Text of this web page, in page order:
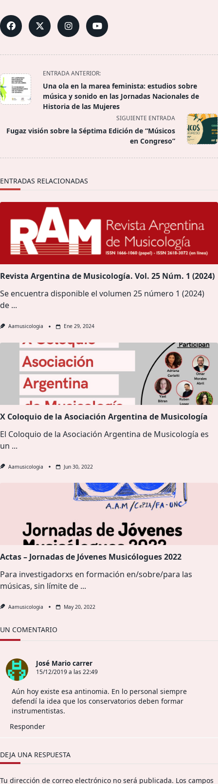
<span
class="nav-
subtitle
screen-
text">Página</span>
ENTRADA ANTERIOR:
Una ola en la marea feminista: estudios sobre
música y sonido en las Jornadas Nacionales de
Historia de las Mujeres
SIGUIENTE ENTRADA
Fugaz visión sobre la Séptima Edición de “Músicos
en Congreso”
ENTRADAS RELACIONADAS
Revista Argentina de Musicología. Vol. 25 Núm. 1 (2024)
Se encuentra disponible el volumen 25 número 1 (2024)
de ...
Aamusicologia Ene 29, 2024
X Coloquio de la Asociación Argentina de Musicología
El Coloquio de la Asociación Argentina de Musicología es
un ...
Aamusicologia Jun 30, 2022
Actas – Jornadas de Jóvenes Musicólogues 2022
Para investigadorxs en formación en/sobre/para las
músicas, sin límite de ...
Aamusicologia May 20, 2022
UN COMENTARIO
José Mario carrer
15/12/2019 a las 22:49
Aún hoy existe esa antinomia. En lo personal siempre
defendí la idea que los conservatorios deben formar
instrumentistas.
Responder
DEJA UNA RESPUESTA
Tu dirección de correo electrónico no será publicada. Los campos